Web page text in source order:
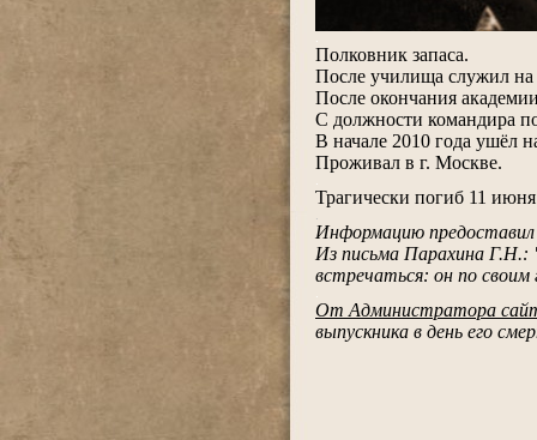
Полковник запаса.
После училища служил
После окончания
С должности командира
В начале 2010 года ушёл
Проживал в г. Москве.
Трагически погиб 11
Информацию
Из письма Парахина Г.Н.:
встречаться: он по
От Администратора
выпускника в день его